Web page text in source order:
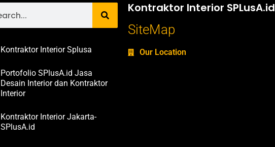
Kontraktor Interior Splusa
Portofolio SPlusA.id Jasa
Desain Interior dan Kontraktor
Interior
Kontraktor Interior Jakarta-
SPlusA.id
Kontraktor Interior SPLusA.id
SiteMap
Our Location